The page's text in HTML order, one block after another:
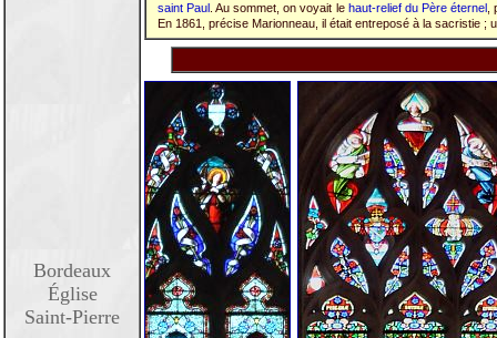
Bordeaux
Église
Saint-Pierre
saint Paul. Au sommet, on voyait le haut-relief du Père éternel
En 1861, précise Marionneau, il était entreposé à la sacristie ;